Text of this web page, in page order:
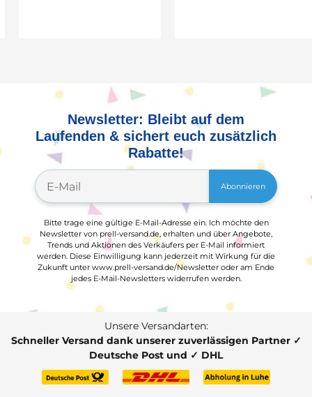
Newsletter: Bleibt auf dem
Laufenden & sichert euch zusätzlich
Rabatte!
Abonnieren
Bitte trage eine gültige E-Mail-Adresse ein. Ich möchte den
Newsletter von prell-versand.de, erhalten und über Angebote,
Trends und Aktionen des Verkäufers per E-Mail informiert
werden. Diese Einwilligung kann jederzeit mit Wirkung für die
Zukunft unter www.prell-versand.de/Newsletter oder am Ende
jedes E-Mail-Newsletters widerrufen werden.
Unsere Versandarten:
Schneller Versand dank unserer zuverlässigen Partner ✓
Deutsche Post und ✓ DHL